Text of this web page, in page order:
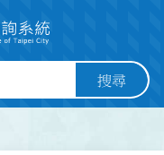
搜尋